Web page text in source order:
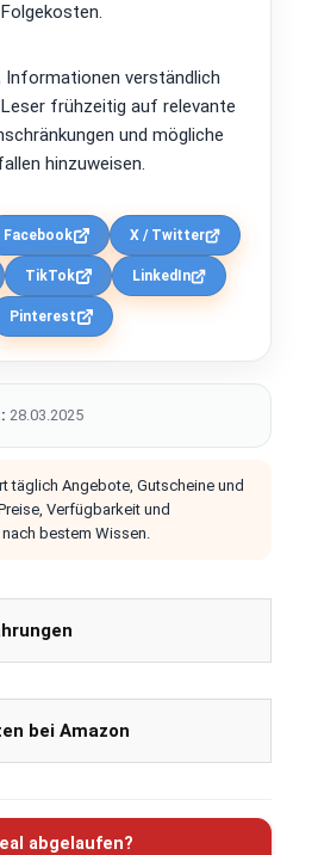
Folgekosten.
Informationen verständlich
frühzeitig auf relevante
und mögliche
hinzuweisen.
Facebook X / Twitter
TikTok LinkedIn
Pinterest
28.03.2025
täglich Angebote, Gutscheine und
Verfügbarkeit und
bestem Wissen.
bei Amazon
abgelaufen?